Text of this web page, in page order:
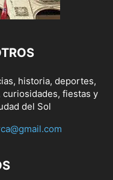
historia, deportes,
fiestas y
del Sol